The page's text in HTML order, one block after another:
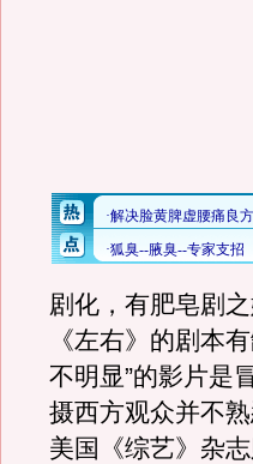
剧化，有肥皂剧
《左右》的剧本
不明显”的影片是
摄西方观众并不
美国《综艺》杂